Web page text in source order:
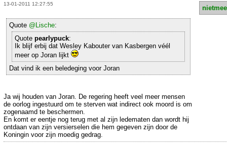
13-01-2011 12:27:55
Quote @Lische:
Quote pearlypuck:
Ik blijf erbij dat Wesley Kabouter van Kasbergen véél
meer op Joran lijkt
Dat vind ik een beledeging voor Joran
Ja wij houden van Joran. De regering heeft veel meer mensen
de oorlog ingestuurd om te sterven wat indirect ook moord is om
zogenaamd te beschermen.
En komt er eentje nog terug met al zijn ledematen dan wordt hij
ontdaan van zijn versierselen die hem gegeven zijn door de
Koningin voor zijn moedig gedrag.